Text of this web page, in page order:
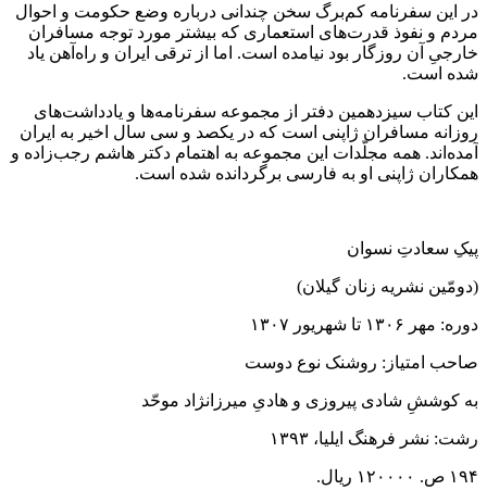
در این سفرنامه کم‌برگ سخن چندانی درباره وضع حکومت و احوال
مردم و نفوذ قدرت‌های استعماری که بیشتر مورد توجه مسافران
خارجیِ آن روزگار بود نیامده است. اما از ترقی ایران و راه‌آهن یاد
شده است.
این کتاب سیزدهمین دفتر از مجموعه سفرنامه‌ها و یادداشت‌های
روزانه مسافران ژاپنی است که در یکصد و سی سال اخیر به ایران
آمده‌اند. همه مجلّدات این مجموعه به اهتمام دکتر هاشم رجب‌زاده و
همکاران ژاپنی او به فارسی برگردانده شده است.
پیکِ سعادتِ نسوان
(دومّین نشریه‌ زنان گیلان)
دوره: مهر ۱۳۰۶ تا شهریور ۱۳۰۷
صاحب امتیاز: روشنک نوع دوست
به کوششِ شادی پیروزی و هادیِ میرزانژاد موحّد
رشت: نشر فرهنگ ایلیا، ۱۳۹۳
۱۹۴ ص. ۱۲۰۰۰۰ ریال.